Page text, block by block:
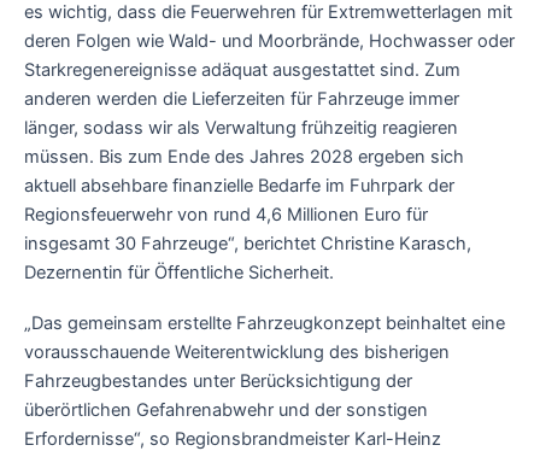
es wichtig, dass die Feuerwehren für Extremwetterlagen mit
deren Folgen wie Wald- und Moorbrände, Hochwasser oder
Starkregenereignisse adäquat ausgestattet sind. Zum
anderen werden die Lieferzeiten für Fahrzeuge immer
länger, sodass wir als Verwaltung frühzeitig reagieren
müssen. Bis zum Ende des Jahres 2028 ergeben sich
aktuell absehbare finanzielle Bedarfe im Fuhrpark der
Regionsfeuerwehr von rund 4,6 Millionen Euro für
insgesamt 30 Fahrzeuge“, berichtet Christine Karasch,
Dezernentin für Öffentliche Sicherheit.
„Das gemeinsam erstellte Fahrzeugkonzept beinhaltet eine
vorausschauende Weiterentwicklung des bisherigen
Fahrzeugbestandes unter Berücksichtigung der
überörtlichen Gefahrenabwehr und der sonstigen
Erfordernisse“, so Regionsbrandmeister Karl-Heinz